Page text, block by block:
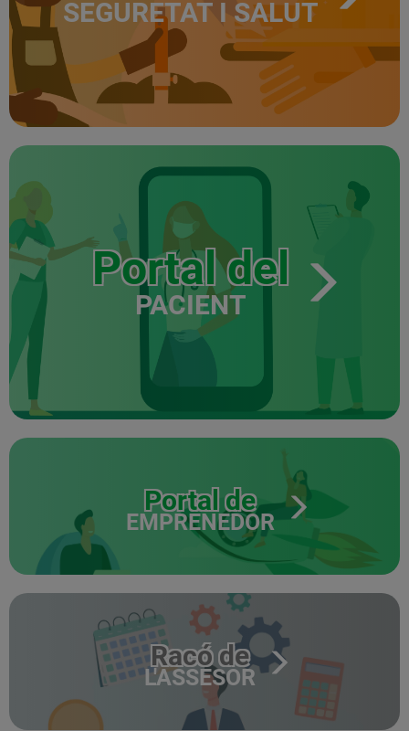
SEGURETAT I SALUT
Portal del
PACIENT
Portal de
EMPRENEDOR
Racó de
L'ASSESOR